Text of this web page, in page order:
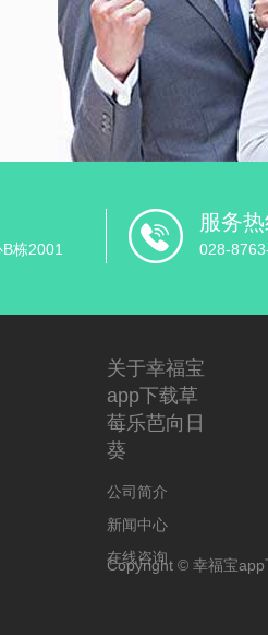
栋2001
服务
028-
关于幸福宝
app下载草
莓乐芭向日
葵
公司简介
新闻中心
在线咨询
Copyright © 幸福宝